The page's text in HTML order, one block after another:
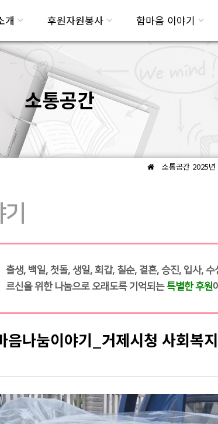
개 후원자원봉사 함마음 이야기
소통공간
소통공간 2025년
출생, 백일, 첫돌, 생일, 회갑, 칠순, 결혼, 승진, 입사,
르신을 위한 나눔으로 오래도록 기억되는특별한 후원
나눔이야기_거제시청 사회복